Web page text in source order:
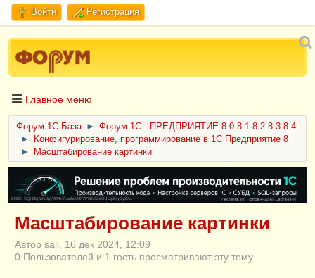
Войти Регистрация
Главное меню
Форум 1C База ►
Форум 1С - ПРЕДПРИЯТИЕ 8.0 8.1 8.2 8.3 8.4
►
Конфигурирование, программирование в 1С Предприятие 8
►
Масштабирование картинки
ERID: CQH36pWzJqVJD4xVLsnhcU4hVPNjkBZe8KKxjJiYySyZAz
Масштабирование картинки
Автор sali, 16 дек 2024, 12:09
0 Пользователей и 1 гость просматривают эту тему.